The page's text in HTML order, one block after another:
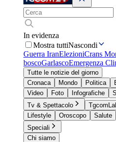
In evidenza
Mostra tuttiNascondi
Guerra IranElezioniCrans
boscoGarlascoEmergenza
Tutte le notizie del giorno
Cronaca
Mondo Politica
Video
Foto Infografiche
Tv & Spettacolo
Lifestyle
Oroscopo Salute
Speciali
Chi siamo